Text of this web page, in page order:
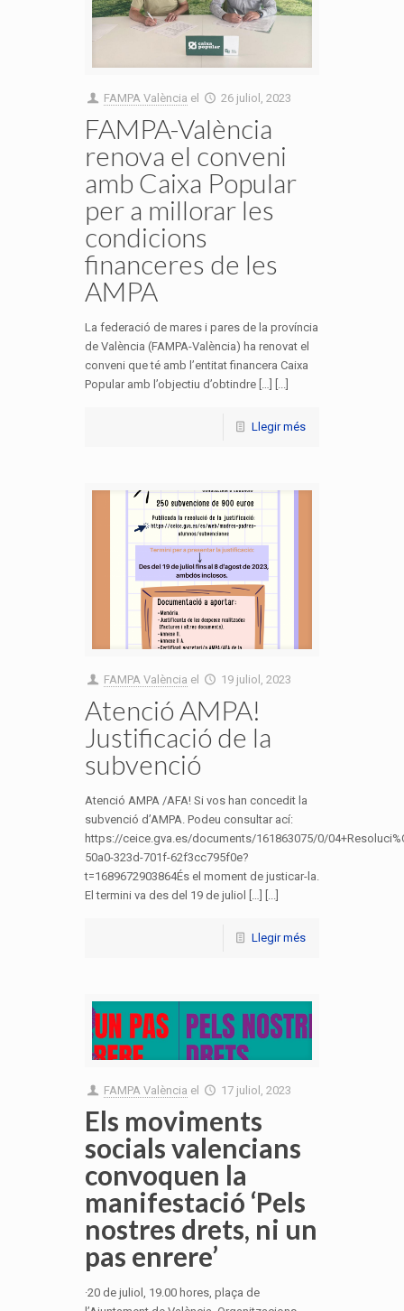
FAMPA València el 26 juliol, 2023
FAMPA-València
renova el conveni
amb Caixa Popular
per a millorar les
condicions
financeres de les
AMPA
La federació de mares i pares de la província
de València (FAMPA-València) ha renovat el
conveni que té amb l’entitat financera Caixa
Popular amb l’objectiu d’obtindre […] [...]
Llegir més
FAMPA València el 19 juliol, 2023
Atenció AMPA!
Justificació de la
subvenció
Atenció AMPA /AFA! Si vos han concedit la
subvenció d’AMPA. Podeu consultar ací:
https://ceice.gva.es/documents/161863075/0/
50a0-323d-701f-62f3cc795f0e?
t=1689672903864És el moment de justicar-la.
El termini va des del 19 de juliol […] [...]
Llegir més
FAMPA València el 17 juliol, 2023
Els moviments
socials valencians
convoquen la
manifestació ‘Pels
nostres drets, ni un
pas enrere’
·20 de juliol, 19.00 hores, plaça de